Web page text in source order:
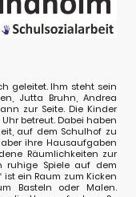
geleitet. Ihm steht sein
Jutta Bruhn, Andrea
zur Seite. Die Kinder
betreut. Dabei haben
auf dem Schulhof zu
ihre Hausaufgaben
Räumlichkeiten zur
ruhige Spiele auf dem
ist ein Raum zum Kicken
Basteln oder Malen.